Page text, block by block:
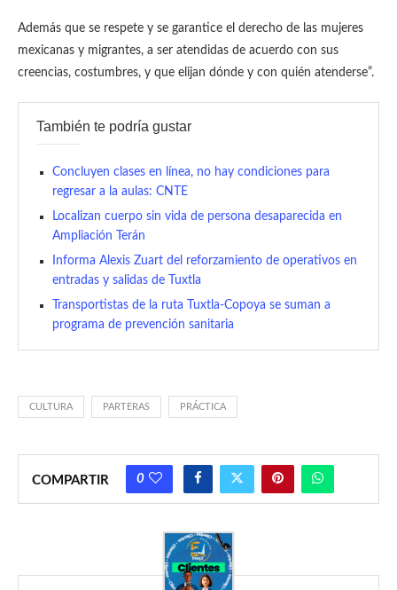
Además que se respete y se garantice el derecho de las mujeres
mexicanas y migrantes, a ser atendidas de acuerdo con sus
creencias, costumbres, y que elijan dónde y con quién atenderse”.
También te podría gustar
Concluyen clases en línea, no hay condiciones para
regresar a la aulas: CNTE
Localizan cuerpo sin vida de persona desaparecida en
Ampliación Terán
Informa Alexis Zuart del reforzamiento de operativos en
entradas y salidas de Tuxtla
Transportistas de la ruta Tuxtla-Copoya se suman a
programa de prevención sanitaria
CULTURA PARTERAS PRÁCTICA
COMPARTIR 0